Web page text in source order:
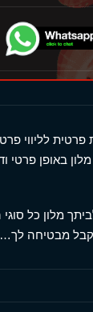
לליווי
מלון באופן פרטי
מלון כל סוגי
מבטיחה לך…